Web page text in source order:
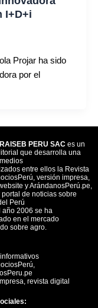
I+D+i
Projar ha sido
por el
PERU SAC es un
que desarrolla una
entre ellos la Revista
versión impresa,
y ArándanosPerú.pe,
de noticias sobre
Perú
año 2006 se ha
en el mercado
sobre agro.
revista digital